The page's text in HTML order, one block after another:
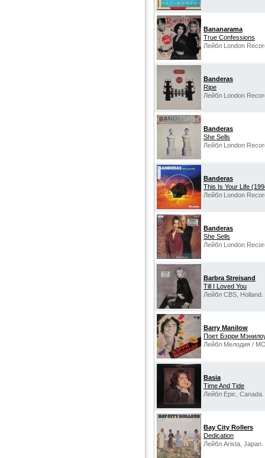
Bananarama
True Confessions
Лейбл London
Banderas
Ripe
Лейбл London
Banderas
She Sells
Лейбл London
Banderas
This Is Your Life
Лейбл London
Banderas
She Sells
Лейбл London
Barbra Streisand
Till I Loved You
Лейбл CBS, Holland.
Barry Manilow
Поет Бэрри
Лейбл Мелодия /
Basia
Time And Tide
Лейбл Epic, Canada.
Bay City Rollers
Dedication
Лейбл Arista, Japan.